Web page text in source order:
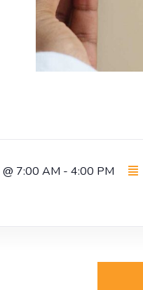
@ 7:00 AM - 4:00 PM